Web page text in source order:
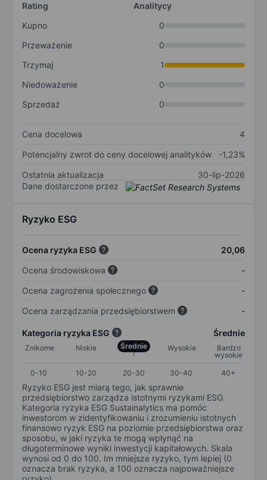
Rating
Analitycy
Kupno
0
Przeważenie
0
Trzymaj
1
Niedoważenie
0
Sprzedaż
0
Cena docelowa
4
Potencjalny zwrot do ceny docelowej analityków
-1,23%
Ostatnia aktualizacja
30-lip-2026
Dane dostarczone przez
Ryzyko ESG
Ocena ryzyka ESG
20,06
Ocena środowiskowa
-
Ocena zagrożenia społecznego
-
Ocena zarządzania przedsiębiorstwem
-
Kategoria ryzyka ESG Średnie
Znikome Niskie Średnie Wysokie
Bardzo
wysokie
0-10
10-20 20-30 30-40 40+
Ryzyko ESG jest miarą tego, jak sprawnie
przedsiębiorstwo zarządza istotnymi ryzykami ESG.
Kategoria ryzyka ESG Sustainalytics ma pomóc
inwestorom w zidentyfikowaniu i zrozumieniu istotnych
finansowo ryzyk ESG na poziomie przedsiębiorstwa oraz
sposobu, w jaki ryzyka te mogą wpłynąć na
długoterminowe wyniki inwestycji kapitałowych. Skala
wynosi od 0 do 100. Im mniejsze ryzyko, tym lepiej (0
oznacza brak ryzyka, a 100 oznacza najpoważniejsze